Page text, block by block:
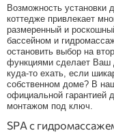
SPA ванны USSPA
SPA ванны Wellis
SPA джакузи
Уличные джакузи
Профессиональные
Джакузи для дома
Мини бассейн с
Возможность установки
коттедже привлекает
размеренный и
бассейном и
остановить выбор на
функциями сделает
куда-то ехать, если
собственном доме? В
официальной гарантией
монтажом под ключ.
SPA с